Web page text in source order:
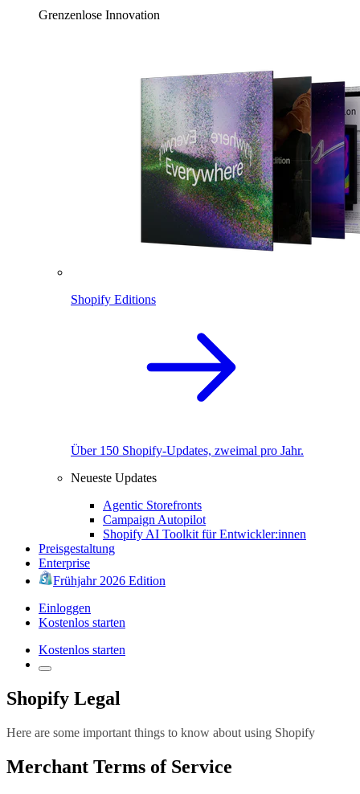
Grenzenlose Innovation
Shopify Editions
Über 150 Shopify-Updates, zweimal pro Jahr.
Neueste Updates
Agentic Storefronts
Campaign Autopilot
Shopify AI Toolkit für Entwickler:innen
Preisgestaltung
Enterprise
Frühjahr 2026 Edition
Einloggen
Kostenlos starten
Kostenlos starten
Shopify Legal
Here are some important things to know about using Shopify
Merchant Terms of Service